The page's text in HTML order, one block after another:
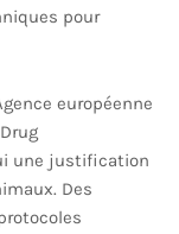
pour
européenne
une justification
Des